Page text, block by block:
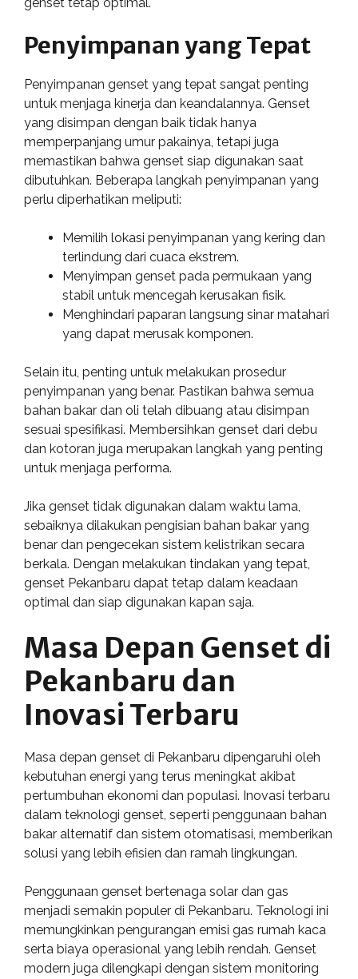
Penyimpanan yang Tepat
Penyimpanan genset yang tepat sangat penting
untuk menjaga kinerja dan keandalannya. Genset
yang disimpan dengan baik tidak hanya
memperpanjang umur pakainya, tetapi juga
memastikan bahwa genset siap digunakan saat
dibutuhkan. Beberapa langkah penyimpanan yang
perlu diperhatikan meliputi:
Memilih lokasi penyimpanan yang kering dan
terlindung dari cuaca ekstrem.
Menyimpan genset pada permukaan yang
stabil untuk mencegah kerusakan fisik.
Menghindari paparan langsung sinar matahari
yang dapat merusak komponen.
Selain itu, penting untuk melakukan prosedur
penyimpanan yang benar. Pastikan bahwa semua
bahan bakar dan oli telah dibuang atau disimpan
sesuai spesifikasi. Membersihkan genset dari debu
dan kotoran juga merupakan langkah yang penting
untuk menjaga performa.
Jika genset tidak digunakan dalam waktu lama,
sebaiknya dilakukan pengisian bahan bakar yang
benar dan pengecekan sistem kelistrikan secara
berkala. Dengan melakukan tindakan yang tepat,
genset Pekanbaru dapat tetap dalam keadaan
optimal dan siap digunakan kapan saja.
Masa Depan Genset di
Pekanbaru dan
Inovasi Terbaru
Masa depan genset di Pekanbaru dipengaruhi oleh
kebutuhan energi yang terus meningkat akibat
pertumbuhan ekonomi dan populasi. Inovasi terbaru
dalam teknologi genset, seperti penggunaan bahan
bakar alternatif dan sistem otomatisasi, memberikan
solusi yang lebih efisien dan ramah lingkungan.
Penggunaan genset bertenaga solar dan gas
menjadi semakin populer di Pekanbaru. Teknologi ini
memungkinkan pengurangan emisi gas rumah kaca
serta biaya operasional yang lebih rendah. Genset
modern juga dilengkapi dengan sistem monitoring